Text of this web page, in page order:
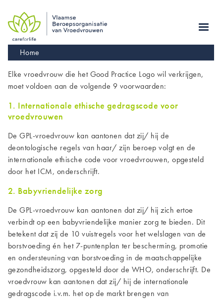
main
navigation
Kruimelpad
Home
Elke vroedvrouw die het Good Practice Logo wil verkrijgen,
moet voldoen aan de volgende 9 voorwaarden:
1. Internationale ethische gedragscode voor
vroedvrouwen
DeGPL-vroedvrouw kan aantonen dat zij/ hij de
deontologische regels van haar/ zijn beroep volgt en de
internationale ethische code voor vroedvrouwen, opgesteld
door het ICM, onderschrijft.
2. Babyvriendelijke zorg
DeGPL-vroedvrouw kan aantonen dat zij/ hij zich ertoe
verbindt op een babyvriendelijke manier zorg te bieden. Dit
betekent dat zij de 10 vuistregels voor het welslagen van de
borstvoeding én het 7-puntenplan ter bescherming, promotie
en ondersteuning van borstvoeding in de maatschappelijke
gezondheidszorg, opgesteld door de WHO, onderschrijft. De
vroedvrouw kan aantonen dat zij/ hij de internationale
gedragscode i.v.m. het op de markt brengen van